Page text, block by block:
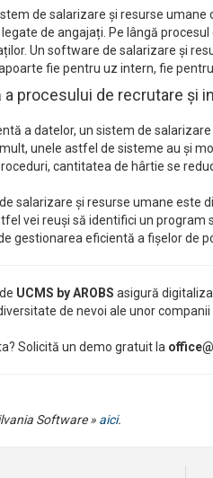
de salarizare și resurse
de angajați. Pe lângă
Un software de salarizare și
fie pentru uz intern, fie
procesului de recrutare și
a datelor, un sistem de
unele astfel de sisteme au și
cantitatea de hârtie se
salarizare și resurse umane este
vei reuși să identifici un
gestionarea eficientă a fișelor de
UCMS by AROBS asigură
de nevoi ale unor
Solicită un demo gratuit la
Software » aici.